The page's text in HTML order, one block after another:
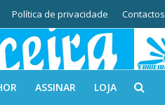
Política de privacidade Contactos
ASSINAR LOJA